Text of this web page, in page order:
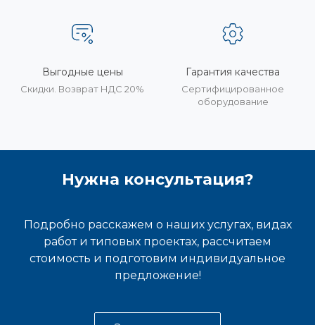
Выгодные цены
Скидки. Возврат НДС 20%
Гарантия качества
Сертифицированное
оборудование
Нужна консультация?
Подробно расскажем о наших услугах, видах
работ и типовых проектах, рассчитаем
стоимость и подготовим индивидуальное
предложение!